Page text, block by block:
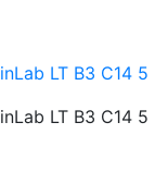
LT B3 С14 5
LT B3 С14 5